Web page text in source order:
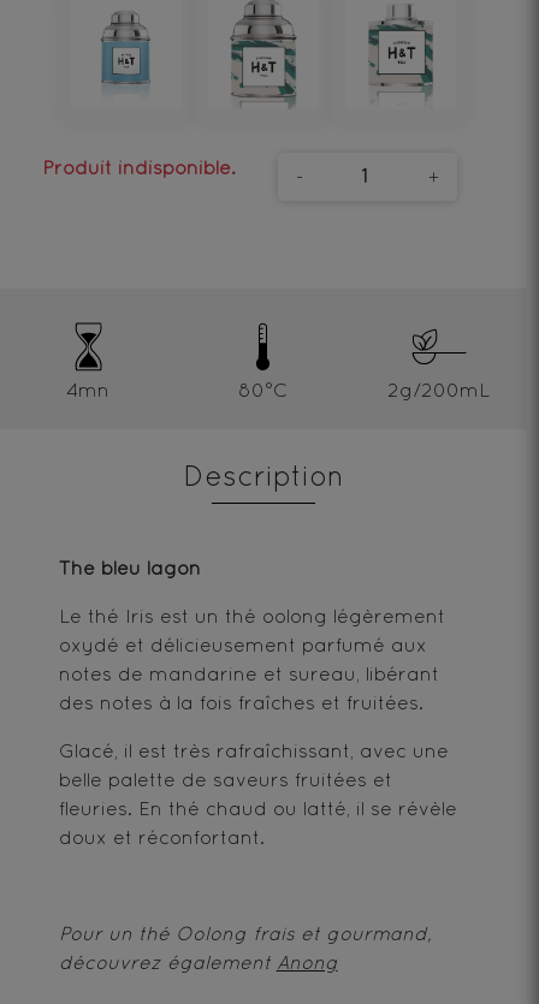
Produit indisponible. - +
4mn 80°C 2g/200mL
Description
Thé bleu lagon
Le thé Iris est un thé oolong légèrement
oxydé et délicieusement parfumé aux
notes de mandarine et sureau, libérant
des notes à la fois fraîches et fruitées.
Glacé, il est très rafraîchissant, avec une
belle palette de saveurs fruitées et
fleuries. En thé chaud ou latté, il se révèle
doux et réconfortant.
Pour un thé Oolong frais et gourmand,
découvrez également Anong